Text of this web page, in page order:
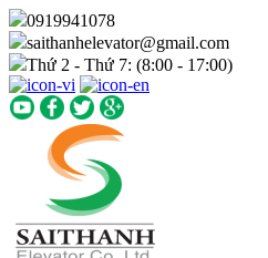
0919941078
saithanhelevator@gmail.com
Thứ 2 - Thứ 7: (8:00 - 17:00)